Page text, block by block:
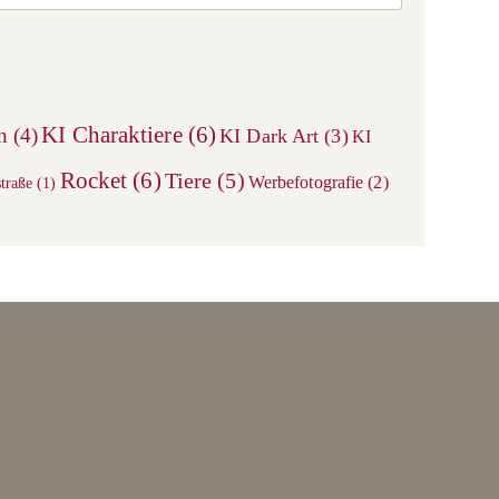
Escape
(4)KI Charaktiere(6) KI Dark Art (3)KI
(1) Rocket (6)Tiere (5) Werbefotografie (2)